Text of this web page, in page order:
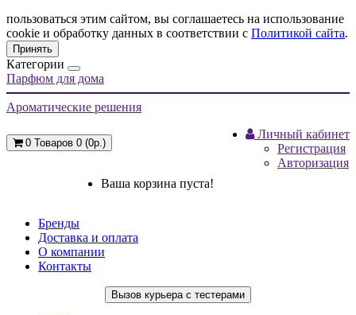
пользоваться этим сайтом, вы соглашаетесь на использование
cookie и обработку данных в соответствии с Политикой сайта.
Принять
Категории
Парфюм для дома
Ароматические решения
Личный кабинет
Регистрация
Авторизация
0 Товаров 0 (0р.)
Ваша корзина пуста!
Бренды
Доставка и оплата
О компании
Контакты
Вызов курьера с тестерами